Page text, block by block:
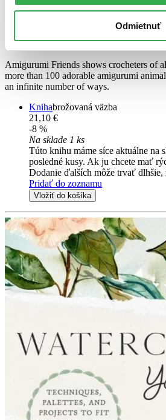
Odmietnuť
Explore Infinite Possibilities with
Jade Gauthier-Boutin
Amigurumi Friends shows crocheters of
more than 100 adorable amigurumi
an infinite number of ways.
Knihabrožovaná väzba
21,10 €
-8 %
Na sklade 1 ks
Túto knihu máme síce aktuálne na
posledné kusy. Ak ju chcete mať
Dodanie ďalších môže trvať
Pridať do zoznamu
Vložiť do košíka